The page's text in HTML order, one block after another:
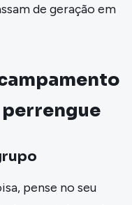
de geração em
pense no seu